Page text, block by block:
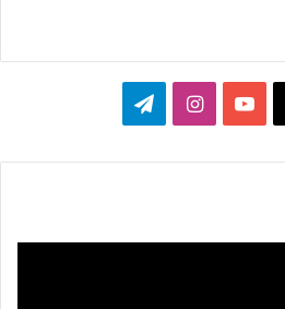
‫YouTubeانستقرامتيلقرام